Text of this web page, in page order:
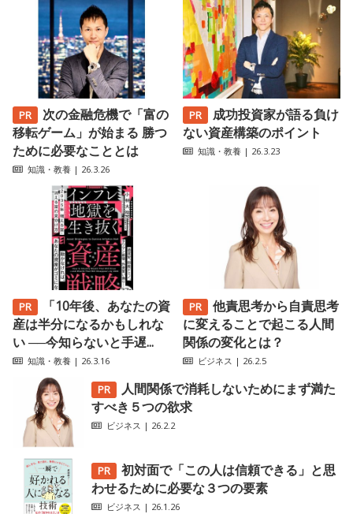
次の金融危機で「富の
移転ゲーム」が始まる 勝つ
ために必要なこととは
知識・教養 | 26.3.26
成功投資家が語る負け
ない資産構築のポイント
知識・教養 | 26.3.23
「10年後、あなたの資
産は半分になるかもしれな
い ──今知らないと手遅...
知識・教養 | 26.3.16
他責思考から自責思考
に変えることで起こる人間
関係の変化とは？
ビジネス | 26.2.5
人間関係で消耗しないためにまず満た
すべき５つの欲求
ビジネス | 26.2.2
初対面で「この人は信頼できる」と思
わせるために必要な３つの要素
ビジネス | 26.1.26